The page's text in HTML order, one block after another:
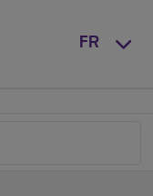
FR